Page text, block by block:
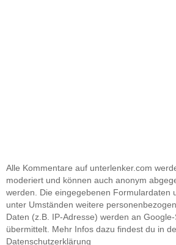
Alle Kommentare auf unterlenker.com
moderiert und können auch anonym
werden. Die eingegebenen Formulardaten
unter Umständen weitere
Daten (z.B. IP-Adresse) werden an
übermittelt. Mehr Infos dazu findest du in
Datenschutzerklärung